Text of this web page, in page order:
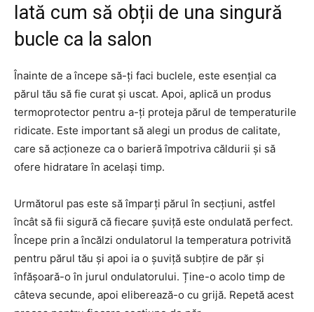
Iată cum să obții de una singură
bucle ca la salon
Înainte de a începe să-ți faci buclele, este esențial ca
părul tău să fie curat și uscat. Apoi, aplică un produs
termoprotector pentru a-ți proteja părul de temperaturile
ridicate. Este important să alegi un produs de calitate,
care să acționeze ca o barieră împotriva căldurii și să
ofere hidratare în același timp.
Următorul pas este să împarți părul în secțiuni, astfel
încât să fii sigură că fiecare șuviță este ondulată perfect.
Începe prin a încălzi ondulatorul la temperatura potrivită
pentru părul tău și apoi ia o șuviță subțire de păr și
înfășoară-o în jurul ondulatorului. Ține-o acolo timp de
câteva secunde, apoi eliberează-o cu grijă. Repetă acest